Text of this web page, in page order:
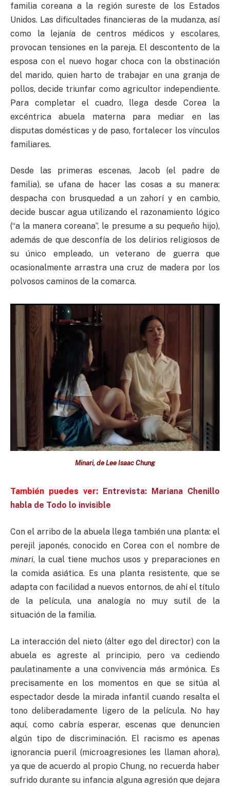
familia coreana a la región sureste de los Estados
Unidos. Las dificultades financieras de la mudanza, así
como la lejanía de centros médicos y escolares,
provocan tensiones en la pareja. El descontento de la
esposa con el nuevo hogar choca con la obstinación
del marido, quien harto de trabajar en una granja de
pollos, decide triunfar como agricultor independiente.
Para completar el cuadro, llega desde Corea la
excéntrica abuela materna para mediar en las
disputas domésticas y de paso, fortalecer los vínculos
familiares.
Desde las primeras escenas, Jacob (el padre de
familia), se ufana de hacer las cosas a su manera:
despacha con brusquedad a un zahorí y en cambio,
decide buscar agua utilizando el razonamiento lógico
(“a la manera coreana”, le presume a su pequeño hijo),
además de que desconfía de los delirios religiosos de
su único empleado, un veterano de guerra que
ocasionalmente arrastra una cruz de madera por los
polvosos caminos de la comarca.
Minari, de Lee Isaac Chung
También puedes ver:
Entrevista: Mariana Chenillo
habla de Todo lo invisible
Con el arribo de la abuela llega también una planta: el
perejil japonés, conocido en Corea con el nombre de
minari, la cual tiene muchos usos y preparaciones en
la comida asiática. Es una planta resistente, que se
adapta con facilidad a nuevos entornos, de ahí el título
de la película, una analogía no muy sutil de la
situación de la familia.
La interacción del nieto (álter ego del director) con la
abuela es agreste al principio, pero va cediendo
paulatinamente a una convivencia más armónica. Es
precisamente en los momentos en que se sitúa al
espectador desde la mirada infantil cuando resalta el
tono deliberadamente ligero de la película. No hay
aquí, como cabría esperar, escenas que denuncien
algún tipo de discriminación. El racismo es apenas
ignorancia pueril (microagresiones les llaman ahora),
ya que de acuerdo al propio Chung, no recuerda haber
sufrido durante su infancia alguna agresión que dejara